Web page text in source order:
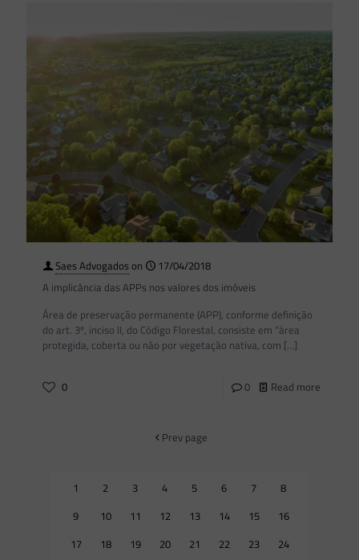
Saes Advogadoson
17/04/2018
A implicância das APPs nos valores dos imóveis
Área de preservação permanente (APP), conforme definição
do art. 3º, inciso II, do Código Florestal, consiste em “área
protegida, coberta ou não por vegetação nativa, com […]
0 0 Read more
Prev page
1 2 3 4 5 6 7
8
9
10 11 12 13 14 15
16
17
18 19 20 21 22 23
24